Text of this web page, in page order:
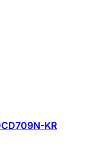
KR